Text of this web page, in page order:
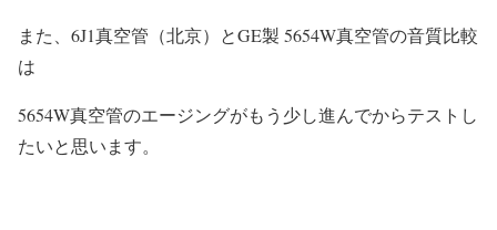
また、6J1真空管（北京）とGE製 5654W真空管の音質比較
は
5654W真空管のエージングがもう少し進んでからテストし
たいと思います。